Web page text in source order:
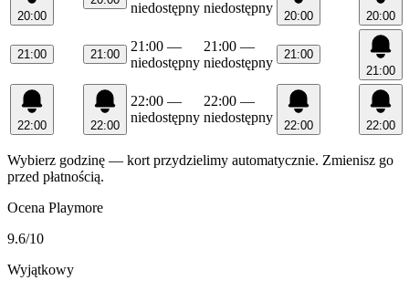
20:00
niedostępny niedostępny
20:00 20:00
21:00 21:00
21:00 —
niedostępny
21:00 —
niedostępny
21:00
21:00
22:00 22:00
22:00 —
niedostępny
22:00 —
niedostępny
22:00 22:00
Wybierz godzinę — kort przydzielimy automatycznie. Zmienisz go
przed płatnością.
Ocena Playmore
9.6/10
Wyjątkowy